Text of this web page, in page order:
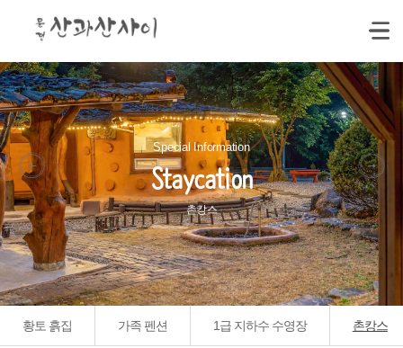
Special Information
Staycation
촌캉스
황토 흙집 가족 펜션 1급 지하수 수영장 촌캉스